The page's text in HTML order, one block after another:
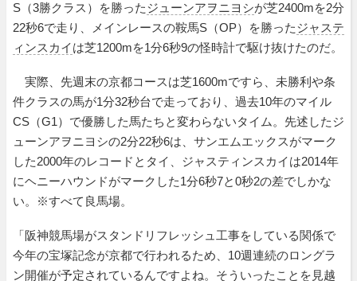
S（3勝クラス）を勝ったジューンアヲニヨシが芝2400mを2分
22秒6で走り、メインレースの鞍馬S（OP）を勝ったジャステ
ィンスカイは芝1200mを1分6秒9の怪時計で駆け抜けたのだ。
実際、先週末の京都コースは芝1600mですら、未勝利や条
件クラスの馬が1分32秒台で走っており、過去10年のマイル
CS（G1）で優勝した馬たちと変わらないタイム。先述したジ
ューンアヲニヨシの2分22秒6は、サンエムエックスがマーク
した2000年のレコードとタイ、ジャスティンスカイは2014年
にヘニーハウンドがマークした1分6秒7と0秒2の差でしかな
い。※すべて良馬場。
「阪神競馬場がスタンドリフレッシュ工事をしている関係で
今年の宝塚記念が京都で行われるため、10週連続のロングラ
ン開催が予定されているんですよね。そういったことを見越